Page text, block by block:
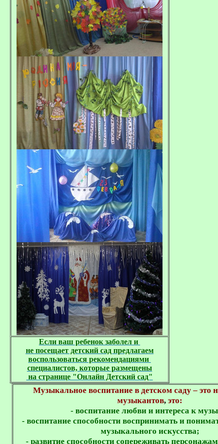
Если ваш ребенок заболел и
не посещает детский сад предлагаем
воспользоваться рекомендациями
специалистов, которые размещены
на странице "Онлайн Детский сад"
Музыкальное воспитание в детском саду – это
музыкантов, это:
- воспитание любви и интереса к
- воспитание способности воспринимать и
музыкального искусства;
- развитие способности сопереживать